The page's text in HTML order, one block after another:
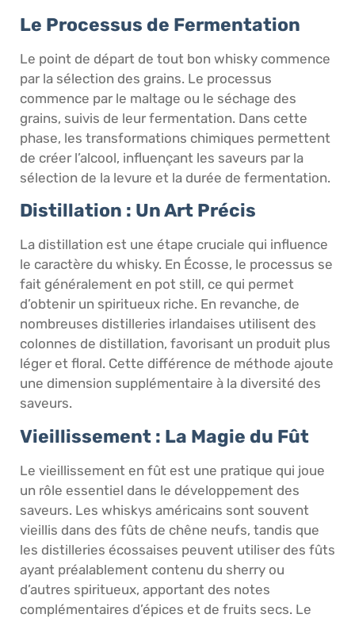
Le Processus de Fermentation
Le point de départ de tout bon whisky commence
par la sélection des grains. Le processus
commence par le maltage ou le séchage des
grains, suivis de leur fermentation. Dans cette
phase, les transformations chimiques permettent
de créer l’alcool, influençant les saveurs par la
sélection de la levure et la durée de fermentation.
Distillation : Un Art Précis
La distillation est une étape cruciale qui influence
le caractère du whisky. En Écosse, le processus se
fait généralement en pot still, ce qui permet
d’obtenir un spiritueux riche. En revanche, de
nombreuses distilleries irlandaises utilisent des
colonnes de distillation, favorisant un produit plus
léger et floral. Cette différence de méthode ajoute
une dimension supplémentaire à la diversité des
saveurs.
Vieillissement : La Magie du Fût
Le vieillissement en fût est une pratique qui joue
un rôle essentiel dans le développement des
saveurs. Les whiskys américains sont souvent
vieillis dans des fûts de chêne neufs, tandis que
les distilleries écossaises peuvent utiliser des fûts
ayant préalablement contenu du sherry ou
d’autres spiritueux, apportant des notes
complémentaires d’épices et de fruits secs. Le